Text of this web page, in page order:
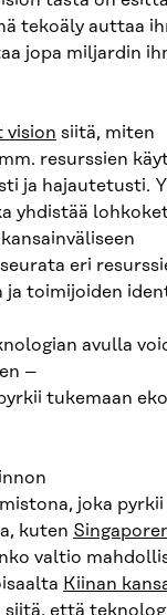
tekoäly auttaa
jopa miljardin
vision siitä, miten
resurssien
ja hajautetusti.
yhdistää
eri
ja toimijoiden
avulla
–
tukemaan
joka pyrkii
kuten
valtio
Kiinan
siitä, että